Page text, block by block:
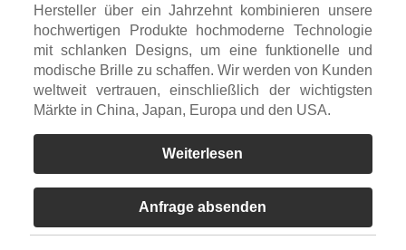
Hersteller über ein Jahrzehnt kombinieren unsere
hochwertigen Produkte hochmoderne Technologie
mit schlanken Designs, um eine funktionelle und
modische Brille zu schaffen. Wir werden von Kunden
weltweit vertrauen, einschließlich der wichtigsten
Märkte in China, Japan, Europa und den USA.
Weiterlesen
Anfrage absenden